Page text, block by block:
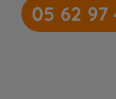
05 62 97